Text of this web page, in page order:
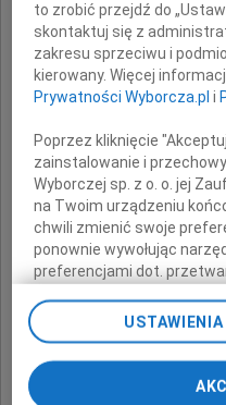
to zrobić przejdź do
skontaktuj się z
zakresu sprzeciwu i
kierowany. Więcej
Prywatności Wyborcza.pl i
Poprzez kliknięcie
zainstalowanie i
Wyborczej sp. z o. o. jej
na Twoim urządzeniu
chwili zmienić swoje
ponownie wywołując
preferencjami dot.
przechodząc do sekcji
Zmiana ustawień plików
pomocą ustawień